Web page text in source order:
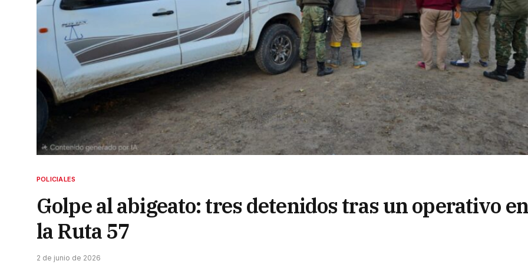
POLICIALES
Golpe al abigeato: tres detenidos tras un operativo en
la Ruta 57
2 de junio de 2026